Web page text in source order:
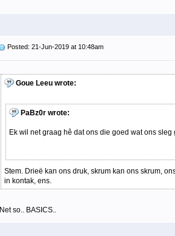
Posted: 21-Jun-2019 at 10:48am
Goue Leeu wrote:
PaBz0r wrote:
Ek wil net graag hê dat ons die goed wat ons
Stem. Drieë kan ons druk, skrum kan ons skrum,
in kontak, ens.
Net so.. BASICS..